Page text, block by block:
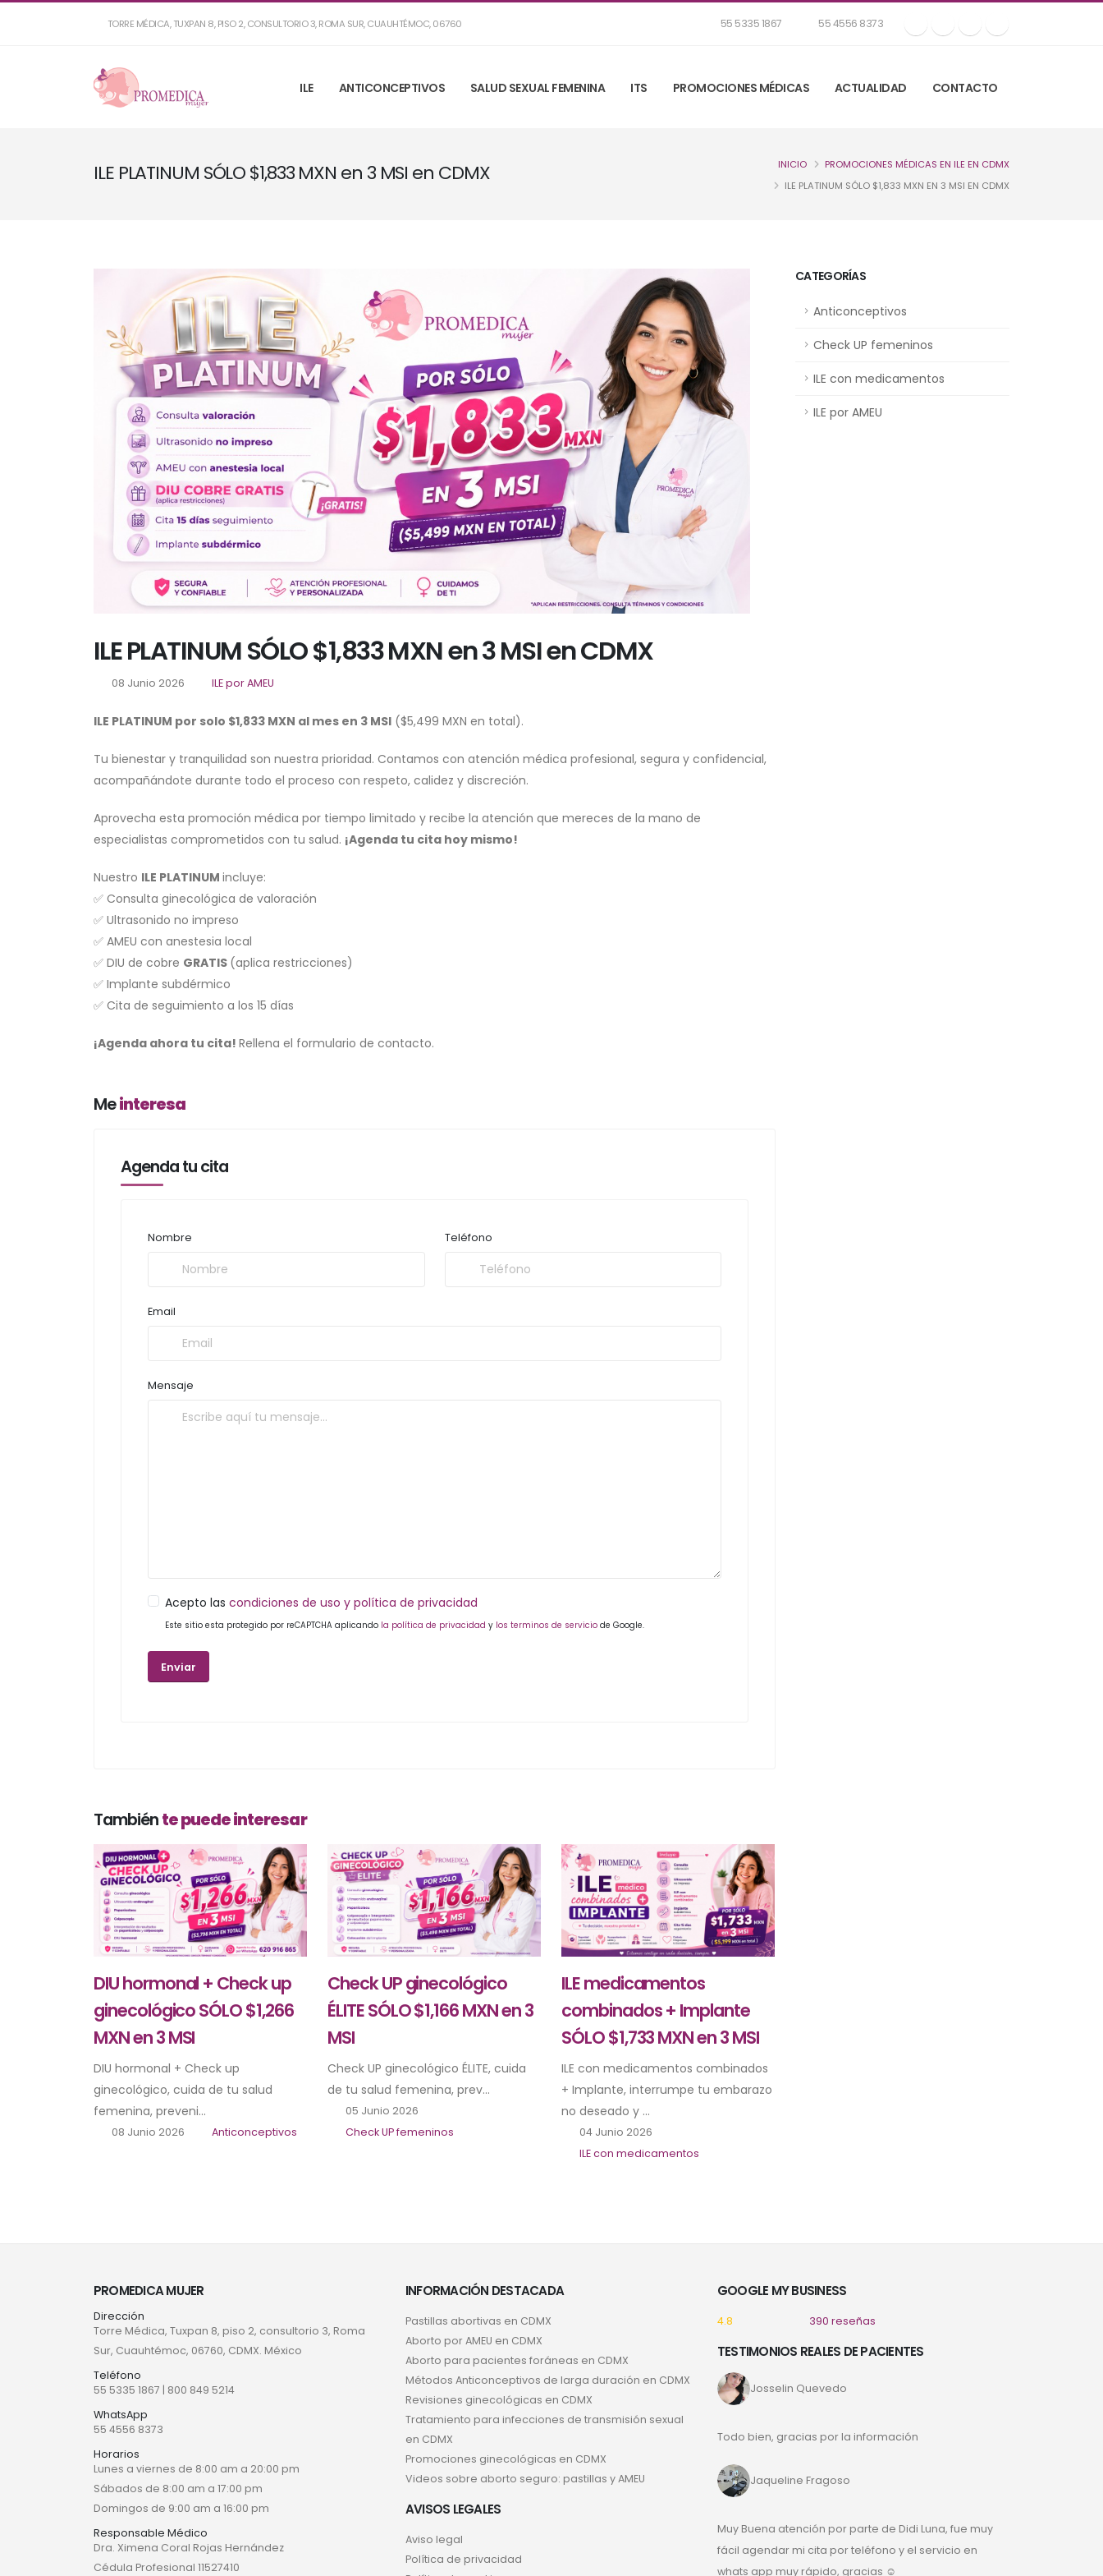
TORRE MÉDICA, TUXPAN 8, PISO 2, CONSULTORIO 3, ROMA SUR, CUAUHTÉMOC, 06760 55 5335 1867 55 4556 8373
ILE ANTICONCEPTIVOS SALUD SEXUAL FEMENINA ITS PROMOCIONES MÉDICAS ACTUALIDAD CONTACTO
ILE PLATINUM SÓLO $1,833 MXN en 3 MSI en CDMX INICIO
PROMOCIONES MÉDICAS EN ILE EN CDMX
ILE PLATINUM SÓLO $1,833 MXN EN 3 MSI EN CDMX
CATEGORÍAS
Anticonceptivos
Check UP femeninos
ILE con medicamentos
ILE por AMEU
ILE PLATINUM SÓLO $1,833 MXN en 3 MSI en CDMX
08 Junio 2026 ILE por AMEU
ILE PLATINUM por solo $1,833 MXN al mes en 3 MSI ($5,499 MXN en total).
Tu bienestar y tranquilidad son nuestra prioridad. Contamos con atención médica profesional, segura y confidencial,
acompañándote durante todo el proceso con respeto, calidez y discreción.
Aprovecha esta promoción médica por tiempo limitado y recibe la atención que mereces de la mano de
especialistas comprometidos con tu salud. ¡Agenda tu cita hoy mismo!
Nuestro ILE PLATINUM incluye:
✅ Consulta ginecológica de valoración
✅ Ultrasonido no impreso
✅ AMEU con anestesia local
✅ DIU de cobre GRATIS (aplica restricciones)
✅ Implante subdérmico
✅ Cita de seguimiento a los 15 días
¡Agenda ahora tu cita! Rellena el formulario de contacto.
Meinteresa
Agenda tu cita
Nombre Teléfono
Email
Mensaje
Acepto las condiciones de uso y política de privacidad
Este sitio esta protegido por reCAPTCHA aplicando la política de privacidad y los terminos de servicio de Google.
Tambiénte puede interesar
DIU hormonal + Check up
ginecológico SÓLO $1,266
MXN en 3 MSI
DIU hormonal + Check up
ginecológico, cuida de tu salud
femenina, preveni...
08 Junio 2026 Anticonceptivos
Check UP ginecológico
ÉLITE SÓLO $1,166 MXN en 3
MSI
Check UP ginecológico ÉLITE, cuida
de tu salud femenina, prev...
05 Junio 2026
Check UP femeninos
ILE medicamentos
combinados + Implante
SÓLO $1,733 MXN en 3 MSI
ILE con medicamentos combinados
+ Implante, interrumpe tu embarazo
no deseado y ...
04 Junio 2026
ILE con medicamentos
PROMEDICA MUJER
Dirección
Torre Médica, Tuxpan 8, piso 2, consultorio 3, Roma
Sur, Cuauhtémoc, 06760, CDMX. México
Teléfono
55 5335 1867 | 800 849 5214
WhatsApp
55 4556 8373
Horarios
Lunes a viernes de 8:00 am a 20:00 pm
Sábados de 8:00 am a 17:00 pm
Domingos de 9:00 am a 16:00 pm
Responsable Médico
Dra. Ximena Coral Rojas Hernández
Cédula Profesional 11527410
INFORMACIÓN DESTACADA
Pastillas abortivas en CDMX
Aborto por AMEU en CDMX
Aborto para pacientes foráneas en CDMX
Métodos Anticonceptivos de larga duración en CDMX
Revisiones ginecológicas en CDMX
Tratamiento para infecciones de transmisión sexual
en CDMX
Promociones ginecológicas en CDMX
Videos sobre aborto seguro: pastillas y AMEU
AVISOS LEGALES
Aviso legal
Política de privacidad
GOOGLE MY BUSINESS
4.8 390 reseñas
TESTIMONIOS REALES DE PACIENTES
Josselin Quevedo
Todo bien, gracias por la información
Jaqueline Fragoso
Muy Buena atención por parte de Didi Luna, fue muy
fácil agendar mi cita por teléfono y el servicio en
whats app muy rápido, gracias ☺️